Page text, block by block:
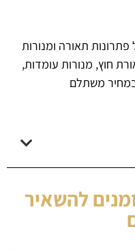
תאורה ומנורות
חוץ, מנורות עומדות,
משתלם
להשאיר